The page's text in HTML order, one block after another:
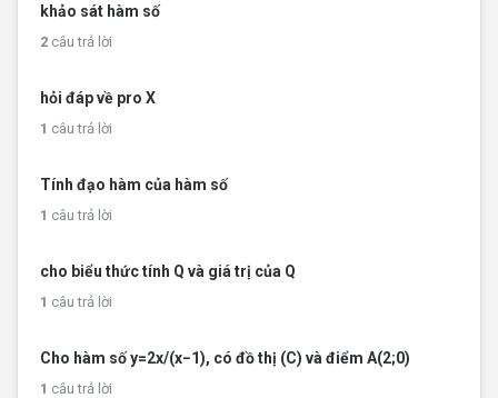
khảo sát hàm số
2 câu trả lời
hỏi đáp về pro X
1 câu trả lời
Tính đạo hàm của hàm số
1 câu trả lời
cho biểu thức tính Q và giá trị của Q
1 câu trả lời
Cho hàm số y=2x/(x−1), có đồ thị (C) và điểm A(2;0)
1 câu trả lời